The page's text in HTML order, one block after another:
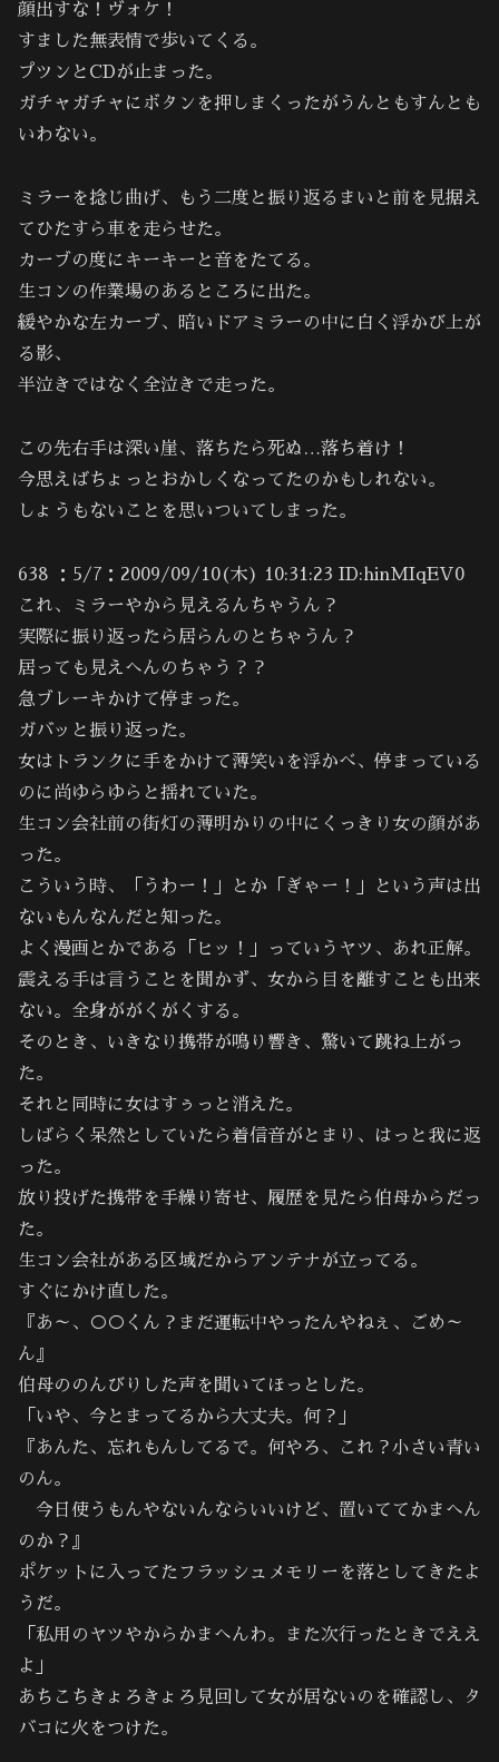
顔出すな！ヴォケ！
すました無表情で歩いてくる。
プツンとCDが止まった。
ガチャガチャにボタンを押しまくったがうんともすんとも
いわない。
ミラーを捻じ曲げ、もう二度と振り返るまいと前を見据え
てひたすら車を走らせた。
カーブの度にキーキーと音をたてる。
生コンの作業場のあるところに出た。
緩やかな左カーブ、暗いドアミラーの中に白く浮かび上が
る影、
半泣きではなく全泣きで走った。
この先右手は深い崖、落ちたら死ぬ…落ち着け！
今思えばちょっとおかしくなってたのかもしれない。
しょうもないことを思いついてしまった。
638 ：5/7：2009/09/10(木) 10:31:23 ID:hinMIqEV0
これ、ミラーやから見えるんちゃうん？
実際に振り返ったら居らんのとちゃうん？
居っても見えへんのちゃう？？
急ブレーキかけて停まった。
ガバッと振り返った。
女はトランクに手をかけて薄笑いを浮かべ、停まっている
のに尚ゆらゆらと揺れていた。
生コン会社前の街灯の薄明かりの中にくっきり女の顔があ
った。
こういう時、「うわー！」とか「ぎゃー！」という声は出
ないもんなんだと知った。
よく漫画とかである「ヒッ！」っていうヤツ、あれ正解。
震える手は言うことを聞かず、女から目を離すことも出来
ない。全身ががくがくする。
そのとき、いきなり携帯が鳴り響き、驚いて跳ね上がっ
た。
それと同時に女はすぅっと消えた。
しばらく呆然としていたら着信音がとまり、はっと我に返
った。
放り投げた携帯を手繰り寄せ、履歴を見たら伯母からだっ
た。
生コン会社がある区域だからアンテナが立ってる。
すぐにかけ直した。
『あ～、○○くん？まだ運転中やったんやねぇ、ごめ～
ん』
伯母ののんびりした声を聞いてほっとした。
「いや、今とまってるから大丈夫。何？」
『あんた、忘れもんしてるで。何やろ、これ？小さい青い
のん。
今日使うもんやないんならいいけど、置いててかまへん
のか？』
ポケットに入ってたフラッシュメモリーを落としてきたよ
うだ。
「私用のヤツやからかまへんわ。また次行ったときでええ
よ」
あちこちきょろきょろ見回して女が居ないのを確認し、タ
バコに火をつけた。